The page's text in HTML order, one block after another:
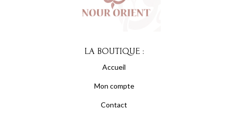
LA BOUTIQUE :
Accueil
Mon compte
Contact